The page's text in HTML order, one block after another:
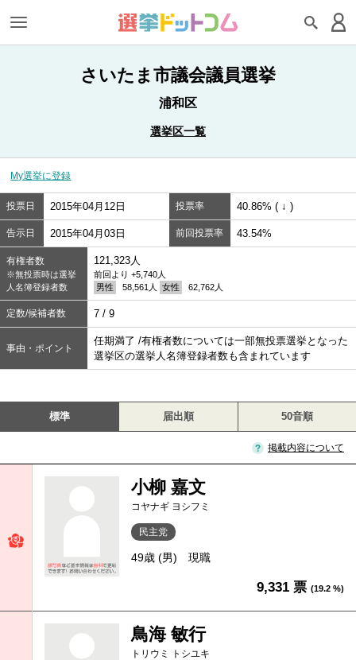
さいたま市議会議員選挙
浦和区
選挙区一覧
My選挙に登録
投票日 2015年04月12日 投票率 40.86% ( ↓ )
告示日 2015年04月03日 前回投票率 43.54%
有権者数
※無投票時は選挙
人名簿登録者数
121,323人
前回より +5,740人
男性
58,561人 女性 62,762人
定数/候補者数 7 / 9
事由・ポイント
任期満了 /有権者数については一部無投票選挙となった
選挙区の選挙人名簿登録者数も含まれています
標準 届出順 50音順
掲載内容について
小柳 嘉文
コヤナギ ヨシフミ
民主党
49歳 (男) 現職
9,331 票 (19.2 %)
鳥海 敏行
トリウミ トシユキ